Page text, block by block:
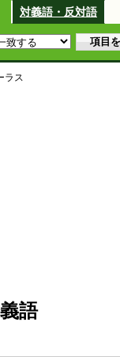
対義語・反対語
ラス
語